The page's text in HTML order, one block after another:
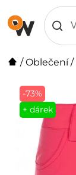
/Oblečení/
-73%
+ dárek